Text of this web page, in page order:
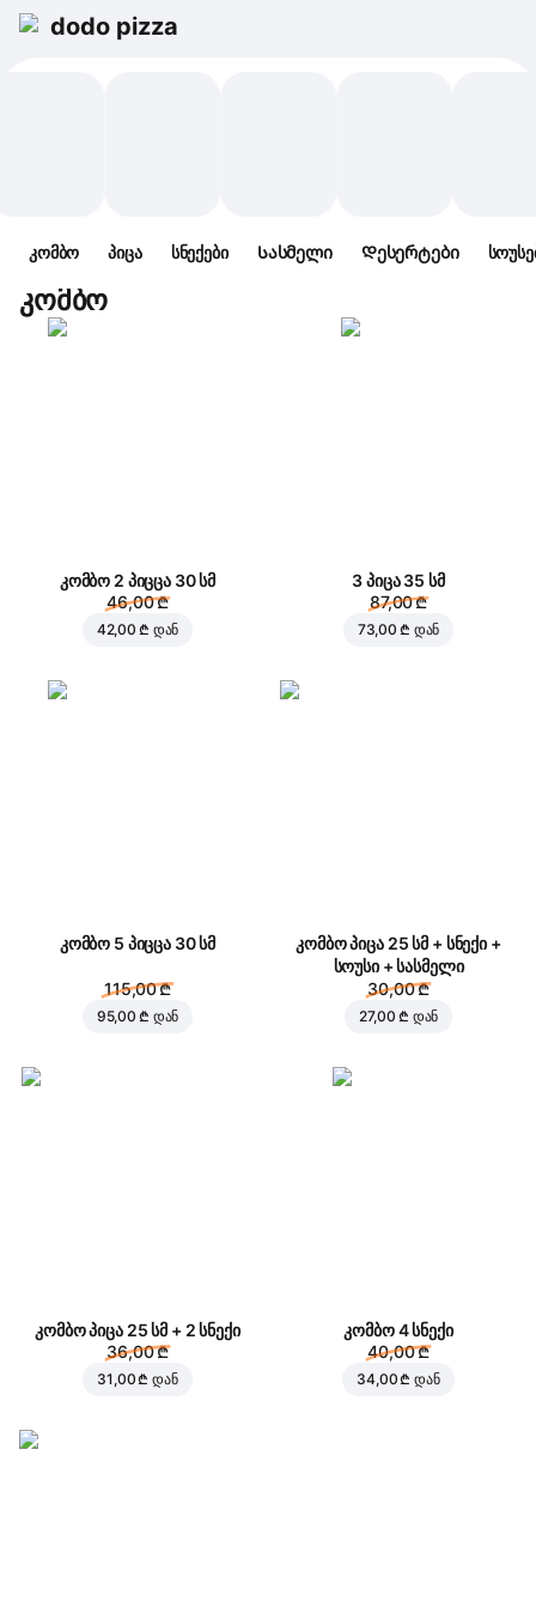
dodo pizza
კომბო პიცა სნექები Სასმელი Დესერტები
კომბო
კომბო 2 პიცცა 30 სმ
46,00 ₾
42,00 ₾ დან
3 პიცა 35 სმ
87,00 ₾
73,00 ₾ დან
კომბო 5 პიცცა 30 სმ
115,00 ₾
95,00 ₾ დან
კომბო პიცა 25 სმ + სნექი +
სოუსი + სასმელი
30,00 ₾
27,00 ₾ დან
კომბო პიცა 25 სმ + 2 სნექი
36,00 ₾
31,00 ₾ დან
კომბო 4 სნექი
40,00 ₾
34,00 ₾ დან